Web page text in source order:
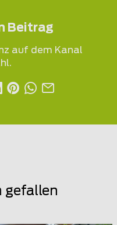
Beitrag
auf dem Kanal
gefallen